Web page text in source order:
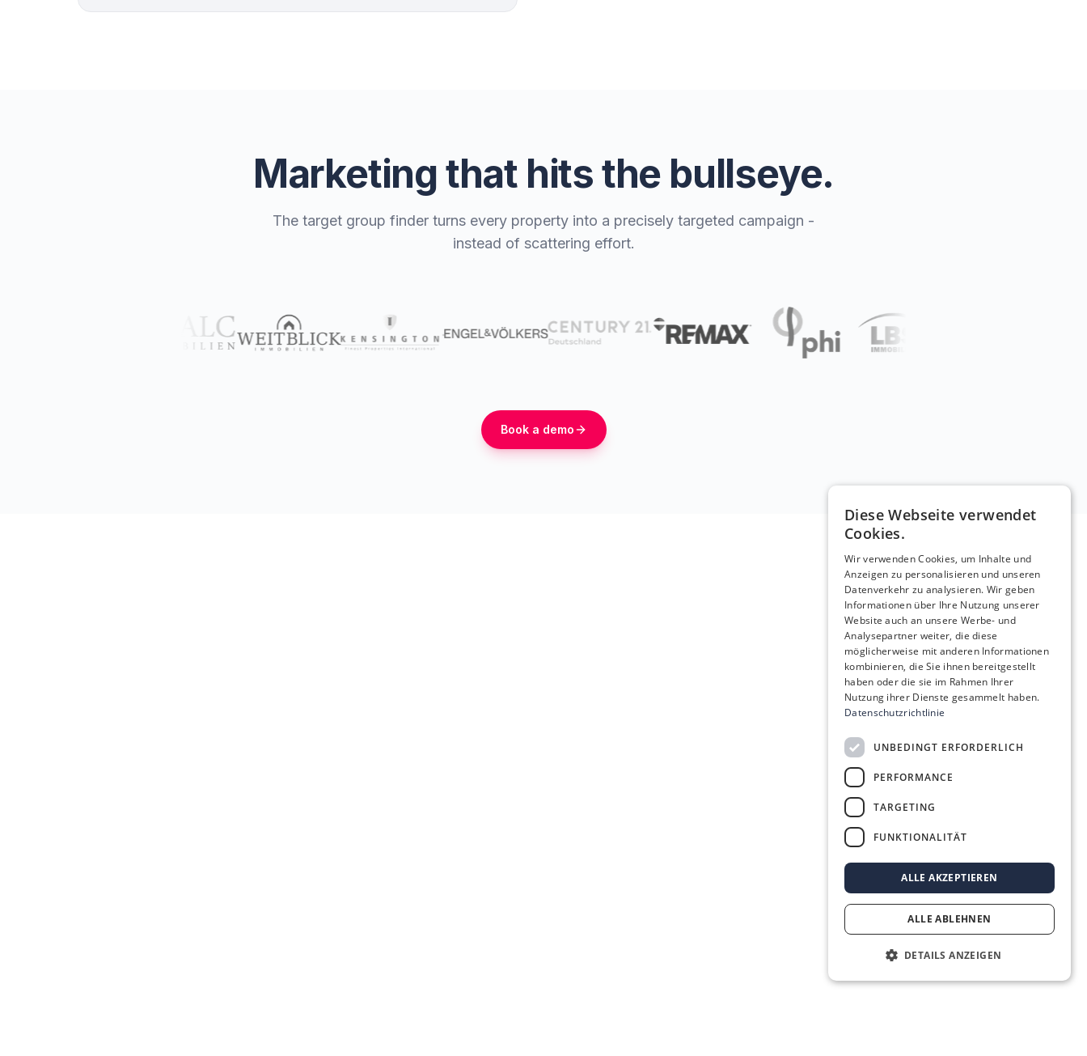
Marketing that hits the bullseye.
The target group finder turns every property into a precisely targeted campaign -
instead of scattering effort.
Book a demo
Diese Webseite verwendet
Cookies.
Wir verwenden Cookies, um Inhalte und
Anzeigen zu personalisieren und unseren
Datenverkehr zu analysieren. Wir geben
Informationen über Ihre Nutzung unserer
Website auch an unsere Werbe- und
Analysepartner weiter, die diese
möglicherweise mit anderen Informationen
kombinieren, die Sie ihnen bereitgestellt
haben oder die sie im Rahmen Ihrer
Nutzung ihrer Dienste gesammelt haben.
Datenschutzrichtlinie
UNBEDINGT ERFORDERLICH
PERFORMANCE
TARGETING
FUNKTIONALITÄT
ALLE AKZEPTIEREN
ALLE ABLEHNEN
DETAILS ANZEIGEN